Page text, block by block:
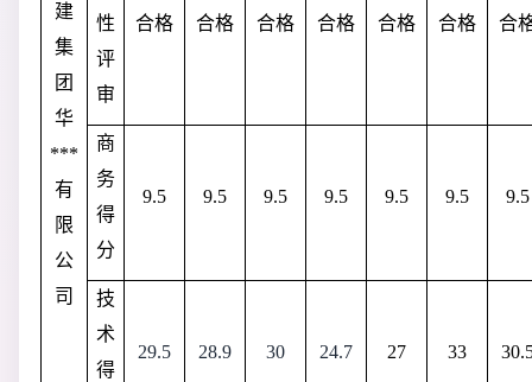
建
集
团
华
***
有
限
公
司
性
评
审
合格 合格 合格 合格 合格 合格 合
商
务
得
分
9.5 9.5 9.5 9.5 9.5 9.5 9.5
技
术
得
29.5 28.9 30 24.7 27 33